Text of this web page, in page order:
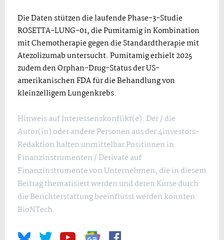
Die Daten stützen die laufende Phase-3-Studie
ROSETTA-LUNG-01, die Pumitamig in Kombination
mit Chemotherapie gegen die Standardtherapie mit
Atezolizumab untersucht. Pumitamig erhielt 2025
zudem den Orphan-Drug-Status der US-
amerikanischen FDA für die Behandlung von
kleinzelligem Lungenkrebs.
Hinweis auf Interessenskonflikt(e): Der / die
Autor(in) oder andere Personen aus der 4investors-
Redaktion halten unmittelbar Positionen in
Finanzinstrumenten / Derivate auf
Finanzinstrumente von Unternehmen, die in diesem
Beitrag thematisiert werden und deren Kurse durch
die Berichterstattung beeinflusst werden könnten:
BioNTech.